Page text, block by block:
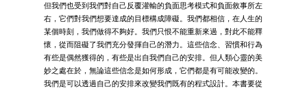
但我們也受到我們對自己反覆灌輸的負面思考模式和負面敘事所左
右，它們對我們想要達成的目標構成障礙。我們都相信，在人生的
某個時刻，我們做得不夠好。我們只恨不能重新來過，對此不能釋
懷，從而阻礙了我們充分發揮自己的潛力。這些信念、習慣和行為
有些是偶然獲得的，有些是出自我們自己的安排。但人類心靈的美
妙之處在於，無論這些信念是如何形成，它們都是有可能改變的。
我們是可以透過自己的安排來改變我們既有的程式設計。本書要從